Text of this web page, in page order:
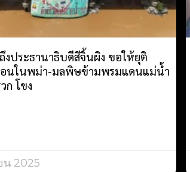
งประธานาธิบดีสีจิ้นผิง ขอให้ยุติ
อนในพม่า-มลพิษข้ามพรมแดนแม่น้ำ
ก โขง
น 2025